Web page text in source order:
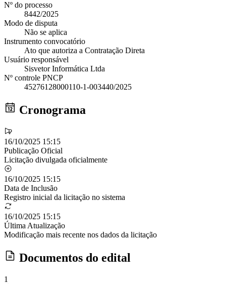
Nº do processo
8442/2025
Modo de disputa
Não se aplica
Instrumento convocatório
Ato que autoriza a Contratação Direta
Usuário responsável
Sisvetor Informática Ltda
Nº controle PNCP
45276128000110-1-003440/2025
Cronograma
16/10/2025 15:15
Publicação Oficial
Licitação divulgada oficialmente
16/10/2025 15:15
Data de Inclusão
Registro inicial da licitação no sistema
16/10/2025 15:15
Última Atualização
Modificação mais recente nos dados da licitação
Documentos do edital
1